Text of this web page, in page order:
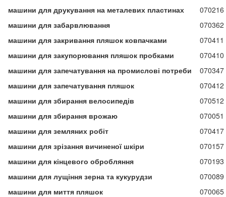
машини для друкування на металевих пластинах
070216
машини для забарвлювання
070362
машини для закривання пляшок ковпачками
070411
машини для закупорювання пляшок пробками
070410
машини для запечатування на промислові потреби
070347
машини для запечатування пляшок
070412
машини для збирання велосипедів
070512
машини для збирання врожаю
070051
машини для земляних робіт
070417
машини для зрізання вичиненої шкіри
070157
машини для кінцевого обробляння
070193
машини для лущіння зерна та кукурудзи
070089
машини для миття пляшок
070065